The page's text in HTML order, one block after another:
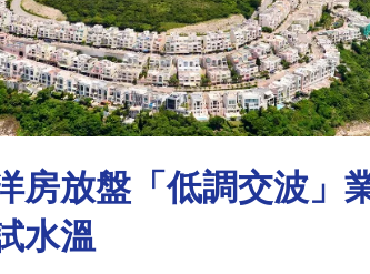
房放盤「低調交波」
水溫